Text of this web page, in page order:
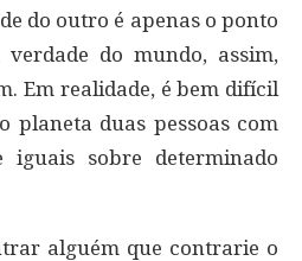
do outro é apenas o ponto
do mundo, assim,
Em realidade, é bem difícil
planeta duas pessoas com
iguais sobre determinado
alguém que contrarie o